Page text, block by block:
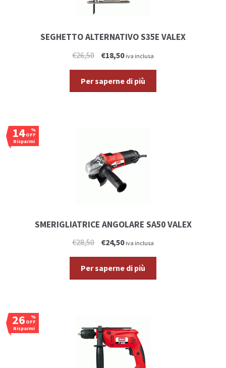
SEGHETTO ALTERNATIVO S35E VALEX
€26,50 €18,50 iva inclusa
Per saperne di più
SMERIGLIATRICE ANGOLARE SA50 VALEX
14 %
OFF
Risparmi
€4,00
€28,50 €24,50 iva inclusa
Per saperne di più
26 %
OFF
Risparmi
€6,60